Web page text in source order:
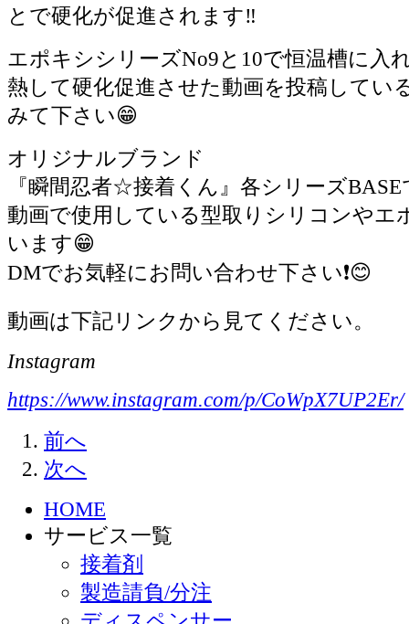
とで硬化が促進されます‼️
エポキシシリーズNo9と10で恒温槽に入
熱して硬化促進させた動画を投稿してい
みて下さい😁
オリジナルブランド
『瞬間忍者☆接着くん』各シリーズBASE
動画で使用している型取りシリコンやエ
います😁
DMでお気軽にお問い合わせ下さい❗️😊
動画は下記リンクから見てください。
Instagram
https://www.instagram.com/p/CoWpX7UP2Er/
前へ
次へ
HOME
サービス一覧
接着剤
製造請負/分注